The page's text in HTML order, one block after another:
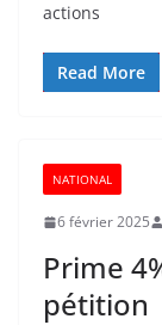
actions
Read More
NATIONAL
6 février 2025
Prime
pétition